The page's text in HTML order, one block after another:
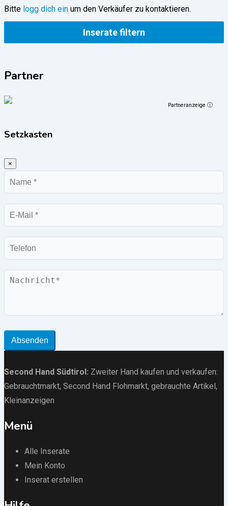
Bitte logg dich ein um den Verkäufer zu kontaktieren.
Inserate filtern
Partner
Partneranzeige ⓘ
Setzkasten
×
Name
E-
Mail
Telefon
Nachricht
Absenden
Second Hand Südtirol : Zweiter Hand kaufen und verkaufen:
Gebrauchtmarkt, Second Hand Flohmarkt, gebrauchte Artikel ,
Kleinanzeigen
Menü
Alle Inserate
Mein Konto
Inserat erstellen